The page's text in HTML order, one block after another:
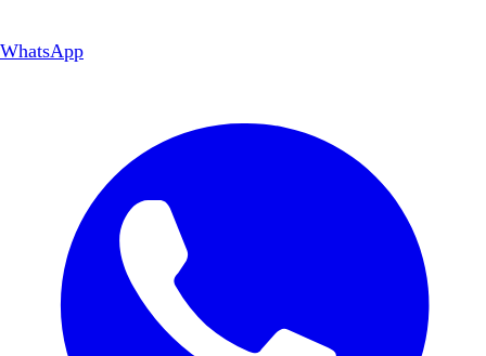
WhatsApp